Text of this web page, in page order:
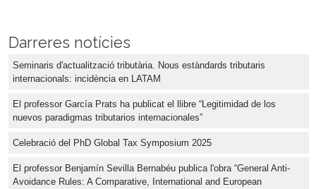
Darreres notícies
Seminaris d'actualització tributària. Nous estàndards tributaris
internacionals: incidència en LATAM
El professor García Prats ha publicat el llibre “Legitimidad de los
nuevos paradigmas tributarios internacionales”
Celebració del PhD Global Tax Symposium 2025
El professor Benjamín Sevilla Bernabéu publica l'obra “General Anti-
Avoidance Rules: A Comparative, International and European